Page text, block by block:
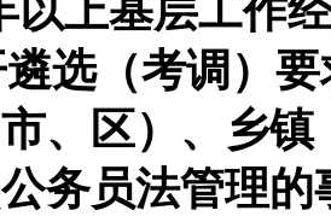
以上基层工作经
选（考调）
、区）、乡
务员法管理